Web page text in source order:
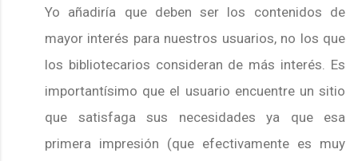
Yo añadiría que deben ser los contenidos de
mayor interés para nuestros usuarios, no los que
los bibliotecarios consideran de más interés. Es
importantísimo que el usuario encuentre un sitio
que satisfaga sus necesidades ya que esa
primera impresión (que efectivamente es muy